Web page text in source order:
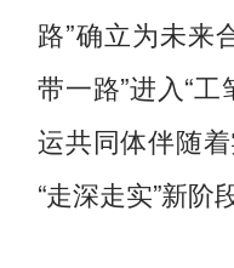
路”确立为未来
带一路”进入“
运共同体伴随
“走深走实”新阶段